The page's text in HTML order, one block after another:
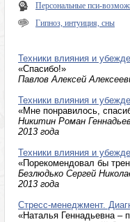
Персональные пси-
Гипноз, интуиция, сны
Техники влияния и
«Спасибо!»
Павлов Алексей
Техники влияния и
«Мне понравилось,
Никитин Роман
2013 года
Техники влияния и
«Порекомендовал бы
Безлюдько Сергей
2013 года
Стресс-менеджмент.
«Наталья Геннадьевна –